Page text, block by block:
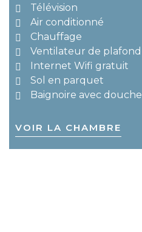
Télévision
Air conditionné
Chauffage
Ventilateur de plafond
Internet Wifi gratuit
Sol en parquet
Baignoire avec douche
VOIR LA CHAMBRE